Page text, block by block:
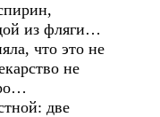
из фляги…
что это не
не
две